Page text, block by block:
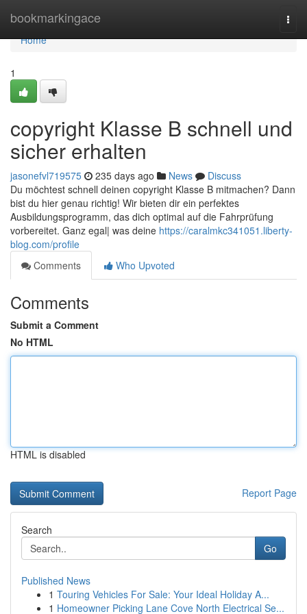
bookmarkingace
Home
Home
1
copyright Klasse B schnell und
sicher erhalten
jasonefvl719575 235 days ago News
Discuss
Du möchtest schnell deinen copyright Klasse B mitmachen? Dann
bist du hier genau richtig! Wir bieten dir ein perfektes
Ausbildungsprogramm, das dich optimal auf die Fahrprüfung
vorbereitet. Ganz egal| was deine https://caralmkc341051.liberty-
blog.com/profile
Comments
Who Upvoted
Comments
Submit a Comment
No HTML
HTML is disabled
Report Page
Search
Go
Published News
1 Touring Vehicles For Sale: Your Ideal Holiday A...
1 Homeowner Picking Lane Cove North Electrical Se...